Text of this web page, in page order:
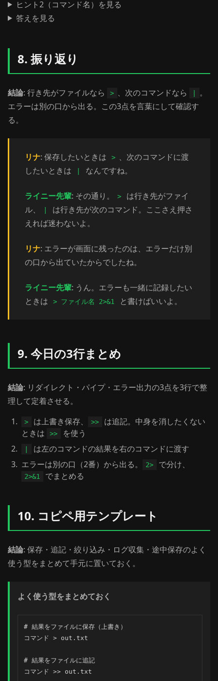
ヒント2（コマンド名）を見る
答えを見る
8. 振り返り
結論: 行き先がファイルなら > 、次のコマンドなら
。
エラーは別の口から出る。この3点を言葉にして確認す
る。
リナ: 保存したいときは > 、次のコマンドに渡
したいときは
なんですね。
ライニー先輩: その通り。 >
は行き先がファイ
ル、
は行き先が次のコマンド。ここさえ押さ
えれば迷わないよ。
リナ: エラーが画面に残ったのは、エラーだけ別
の口から出ていたからでしたね。
ライニー先輩: うん。エラーも一緒に記録したい
ときは
> ファイル名 2>&1 と書けばいいよ。
9. 今日の3行まとめ
結論: リダイレクト・パイプ・エラー出力の3点を3行で整
理して定着させる。
> は上書き保存、 >>
は追記。中身を消したくない
ときは
>> を使う
は左のコマンドの結果を右のコマンドに渡す
エラーは別の口（2番）から出る。
2> で分け、
2>&1 でまとめる
10. コピペ用テンプレート
結論: 保存・追記・絞り込み・ログ収集・途中保存のよく
使う型をまとめて手元に置いておく。
よく使う型をまとめておく
# 結果をファイルに保存（上書き）
コマンド > out.txt
# 結果をファイルに追記
コマンド >> out.txt